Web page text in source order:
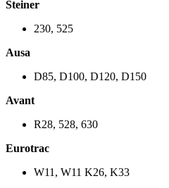
Steiner
230, 525
Ausa
D85, D100, D120, D150
Avant
R28, 528, 630
Eurotrac
W11, W11 K26, K33